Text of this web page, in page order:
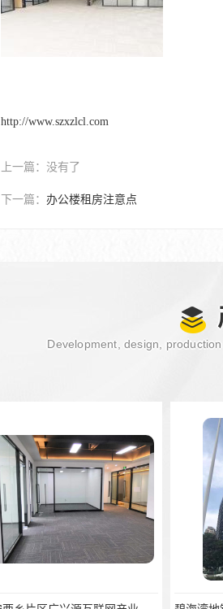
http://www.szxzlcl.com
上一篇： 没有了
下一篇： 办公楼租房注意点
Development, design,